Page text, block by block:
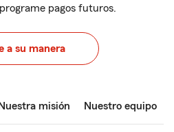
pagos futuros.
a su manera
Nuestra misión Nuestro equipo